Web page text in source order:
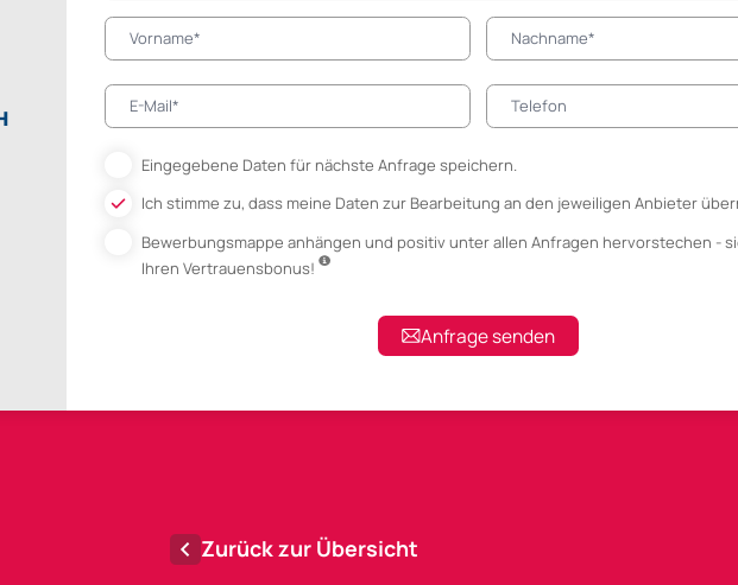
Eingegebene Daten für nächste Anfrage speichern.
Ich stimme zu, dass meine Daten zur Bearbeitung an den jeweiligen Anbieter
Bewerbungsmappe anhängenund positiv unter allen Anfragen hervorstechen -
Ihren Vertrauensbonus!
Anfrage senden
Zurück zur Übersicht